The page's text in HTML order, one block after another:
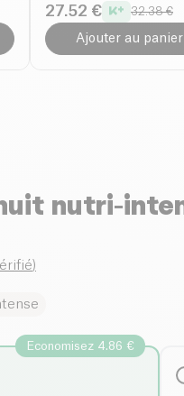
27.52 € 32.38 €
Ajouter au panier
nutri-
)
Economisez 4.86 €